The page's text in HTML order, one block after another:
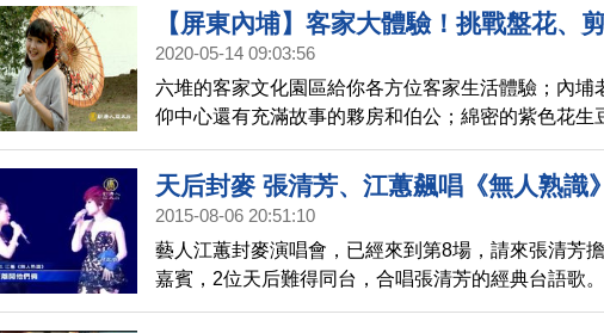
8號和14號，分別在臺北和成都舉行紀念演唱會。
【屏東內埔】客家大體驗！挑戰盤花、
找伯公 、看古厝，品嚐花生豆腐，認識
有趣！｜1000步的繽紛台灣(343)
2020-05-14 09:03:56
六堆的客家文化園區給你各方位客家生活體驗；內埔
仰中心還有充滿故事的夥房和伯公；綿密的紫色花生
是質樸難忘的客庄好味道！
天后封麥 張清芳、江蕙飆唱《無人熟識》
2015-08-06 20:51:10
藝人江蕙封麥演唱會，已經來到第8場，請來張清芳
嘉賓，2位天后難得同台，合唱張清芳的經典台語歌。